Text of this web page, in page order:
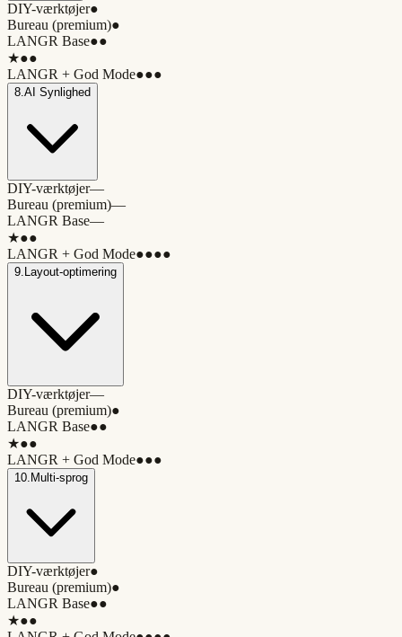
DIY-værktøjer●
Bureau (premium)●
LANGR Base●●
★●●
LANGR + God Mode●●●
8.AI Synlighed
DIY-værktøjer—
Bureau (premium)—
LANGR Base—
★●●
LANGR + God Mode●●●●
9. Layout-optimering
DIY-værktøjer—
Bureau (premium)●
LANGR Base●●
★●●
LANGR + God Mode●●●
10. Multi-sprog
DIY-værktøjer●
Bureau (premium)●
LANGR Base●●
★●●